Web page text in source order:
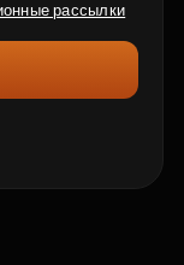
рассылки